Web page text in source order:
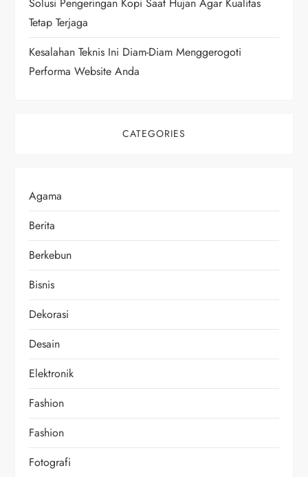
Solusi Pengeringan Kopi Saat Hujan Agar Kualitas
Tetap Terjaga
Kesalahan Teknis Ini Diam-Diam Menggerogoti
Performa Website Anda
CATEGORIES
Agama
Berita
Berkebun
Bisnis
Dekorasi
Desain
Elektronik
Fashion
Fashion
Fotografi